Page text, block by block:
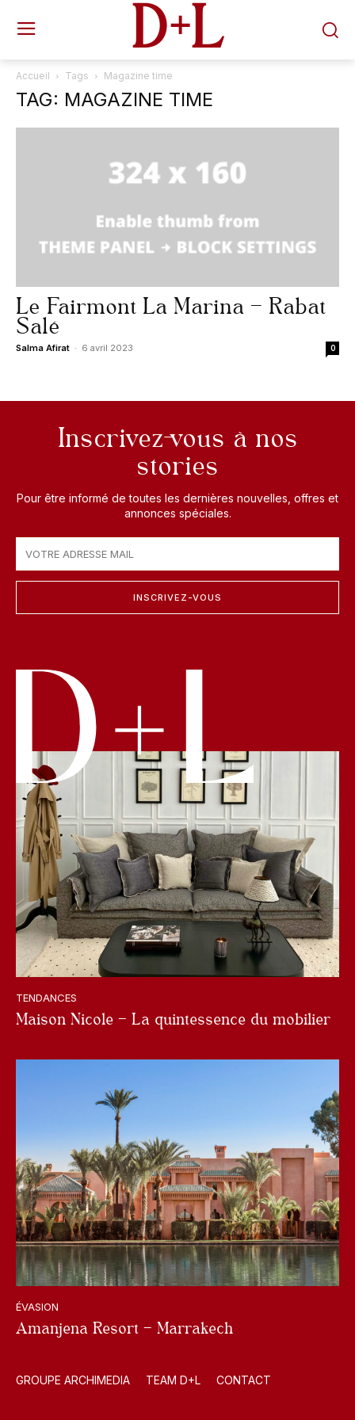
D+L
Accueil Tags Magazine time
TAG: MAGAZINE TIME
Le Fairmont La Marina – Rabat
Salé
Salma Afirat - 6 avril 2023 0
Inscrivez-vous à nos
stories
Pour être informé de toutes les dernières nouvelles, offres et
annonces spéciales.
INSCRIVEZ-VOUS
TENDANCES
Maison Nicole – La quintessence du mobilier
ÉVASION
Amanjena Resort – Marrakech
GROUPE ARCHIMEDIA TEAM D+L CONTACT